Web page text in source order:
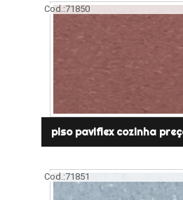
Cod.:71850
piso paviflex cozinha
Cod.:71851